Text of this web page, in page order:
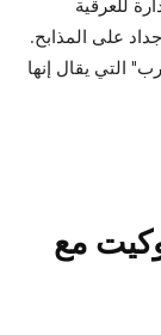
على المذابح.
التي يقال إنها
مع